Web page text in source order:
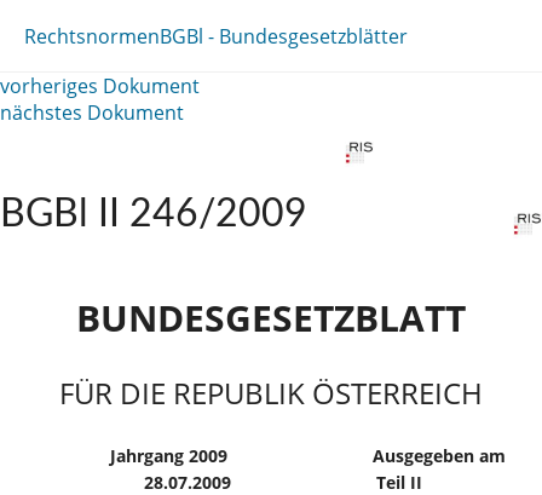
RechtsnormenBGBl - Bundesgesetzblätter
vorheriges Dokument
nächstes Dokument
BGBl II 246/2009
BUNDESGESETZBLATT
FÜR DIE REPUBLIK ÖSTERREICH
Jahrgang 2009
Ausgegeben am
28.07.2009
Teil II